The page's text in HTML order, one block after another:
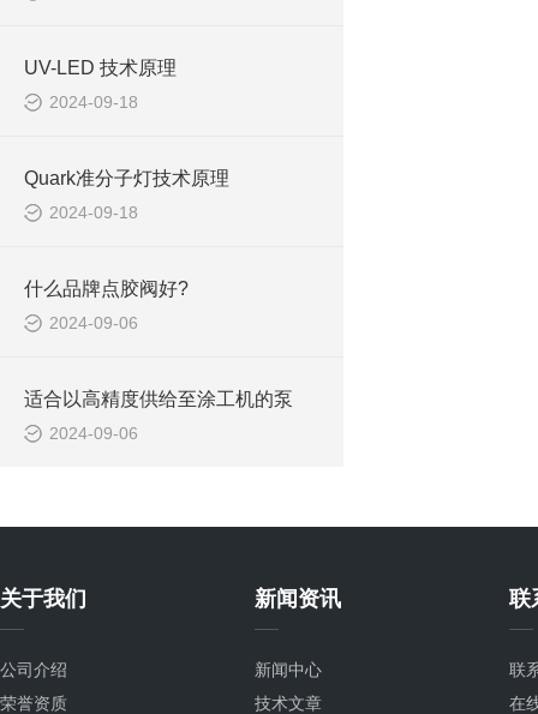
UV-LED 技术原理
2024-09-18
Quark准分子灯技术原理
2024-09-18
什么品牌点胶阀好?
2024-09-06
适合以高精度供给至涂工机的泵
2024-09-06
关于我们
公司介绍
荣誉资质
新闻资讯
新闻中心
技术文章
联
联
在